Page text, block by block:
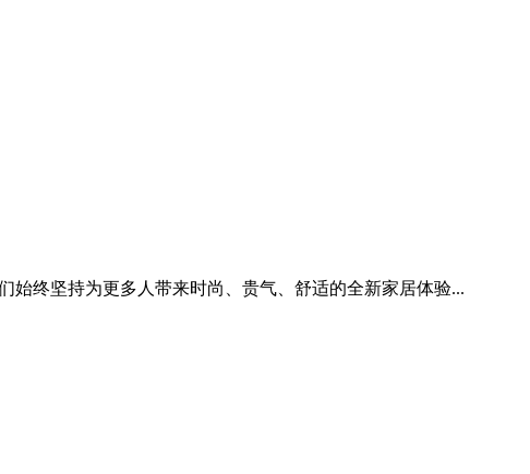
终坚持为更多人带来时尚、贵气、舒适的全新家居体验...